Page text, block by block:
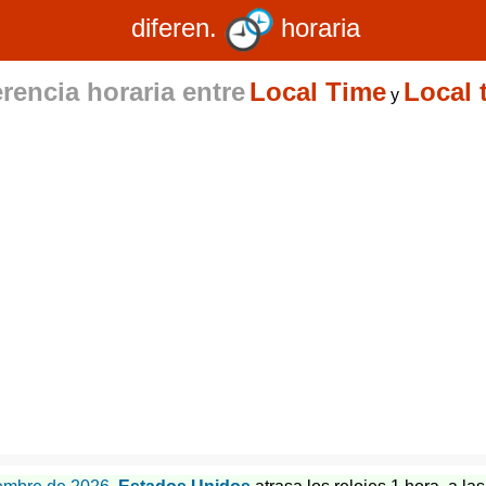
diferen. horaria
horaria entre Local Timey Local